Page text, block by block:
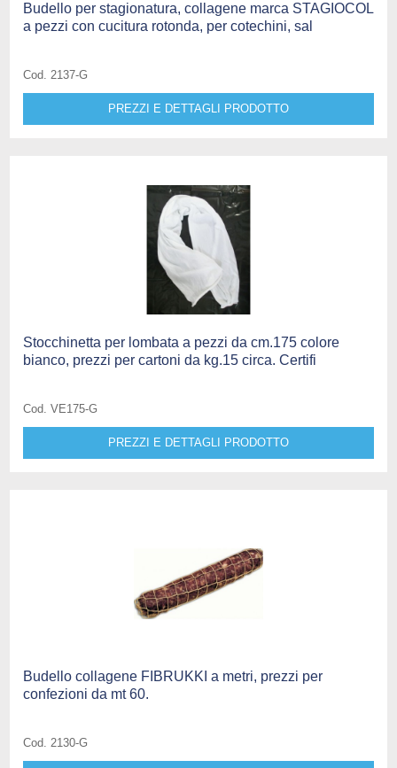
Budello per stagionatura, collagene marca STAGIOCOL
a pezzi con cucitura rotonda, per cotechini, sal
Cod. 2137-G
PREZZI E DETTAGLI PRODOTTO
Stocchinetta per lombata a pezzi da cm.175 colore
bianco, prezzi per cartoni da kg.15 circa. Certifi
Cod. VE175-G
PREZZI E DETTAGLI PRODOTTO
Budello collagene FIBRUKKI a metri, prezzi per
confezioni da mt 60.
Cod. 2130-G